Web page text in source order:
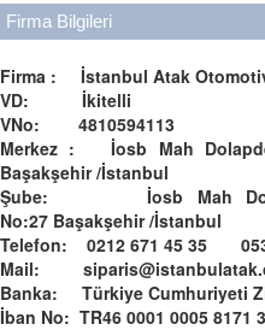
Firma Bilgileri
Firma : İstanbul Atak
VD: İkitelli
VNo: 4810594113
Merkez : İosb Mah
Başakşehir /İstanbul
Şube: İosb Mah
No:27 Başakşehir /İstanbul
Telefon: 0212 671 45 35
Mail:
Banka: Türkiye Cumhuriyeti
İban No: TR46 0001 0005 8171